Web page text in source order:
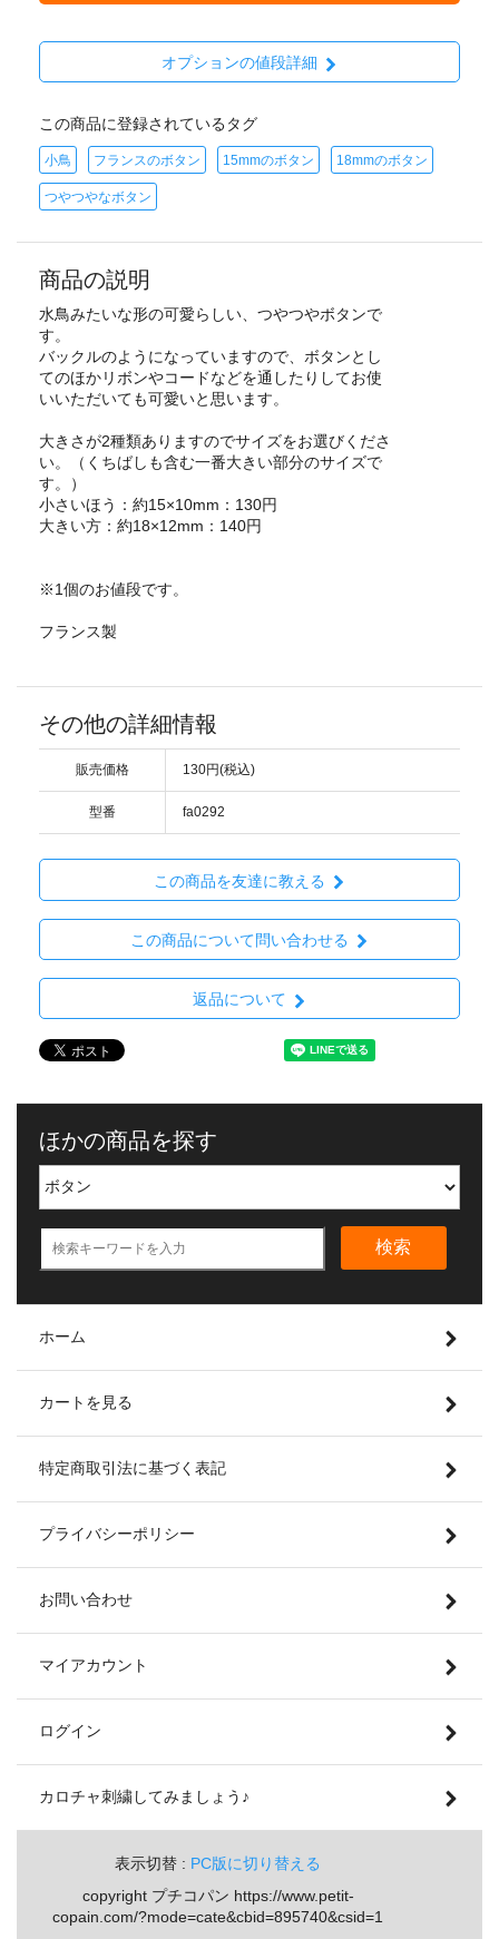
オプションの値段詳細
この商品に登録されているタグ
小鳥 フランスのボタン 15mmのボタン 18mmのボタン
つやつやなボタン
商品の説明
水鳥みたいな形の可愛らしい、つやつやボタンで
す。
バックルのようになっていますので、ボタンとし
てのほかリボンやコードなどを通したりしてお使
いいただいても可愛いと思います。
大きさが2種類ありますのでサイズをお選びくださ
い。（くちばしも含む一番大きい部分のサイズで
す。）
小さいほう：約15×10mm：130円
大きい方：約18×12mm：140円
※1個のお値段です。
フランス製
その他の詳細情報
販売価格 130円(税込)
型番 fa0292
この商品を友達に教える
この商品について問い合わせる
返品について
ほかの商品を探す
検索
ホーム
カートを見る
特定商取引法に基づく表記
プライバシーポリシー
お問い合わせ
マイアカウント
ログイン
カロチャ刺繍してみましょう♪
表示切替 : PC版に切り替える
copyright プチコパン https://www.petit-
copain.com/?mode=cate&cbid=895740&csid=1